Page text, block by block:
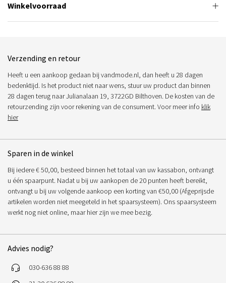
Winkelvoorraad
Verzending en retour
Heeft u een aankoop gedaan bij vandmode.nl, dan heeft u 28 dagen
bedenktijd. Is het product niet naar wens, stuur uw product dan binnen
28 dagen terug naar Julianalaan 19, 3722GD Bilthoven. De kosten van de
retourzending zijn voor rekening van de consument. Voor meer info klik
hier
Sparen in de winkel
Bij iedere € 50,00, besteed binnen het totaal van uw kassabon, ontvangt
u één spaarpunt. Nadat u bij uw aankopen de 20 punten heeft bereikt,
ontvangt u bij uw volgende aankoop een korting van €50,00 (Afgeprijsde
artikelen worden niet meegeteld in het spaarsysteem). Ons spaarsysteem
werkt nog niet online, maar hier zijn we mee bezig.
Advies nodig?
030-636 88 88